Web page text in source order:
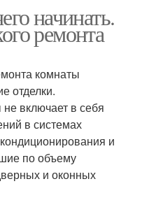
начинать.
ремонта
комнаты
отделки.
включает в себя
в системах
и
по объему
и оконных